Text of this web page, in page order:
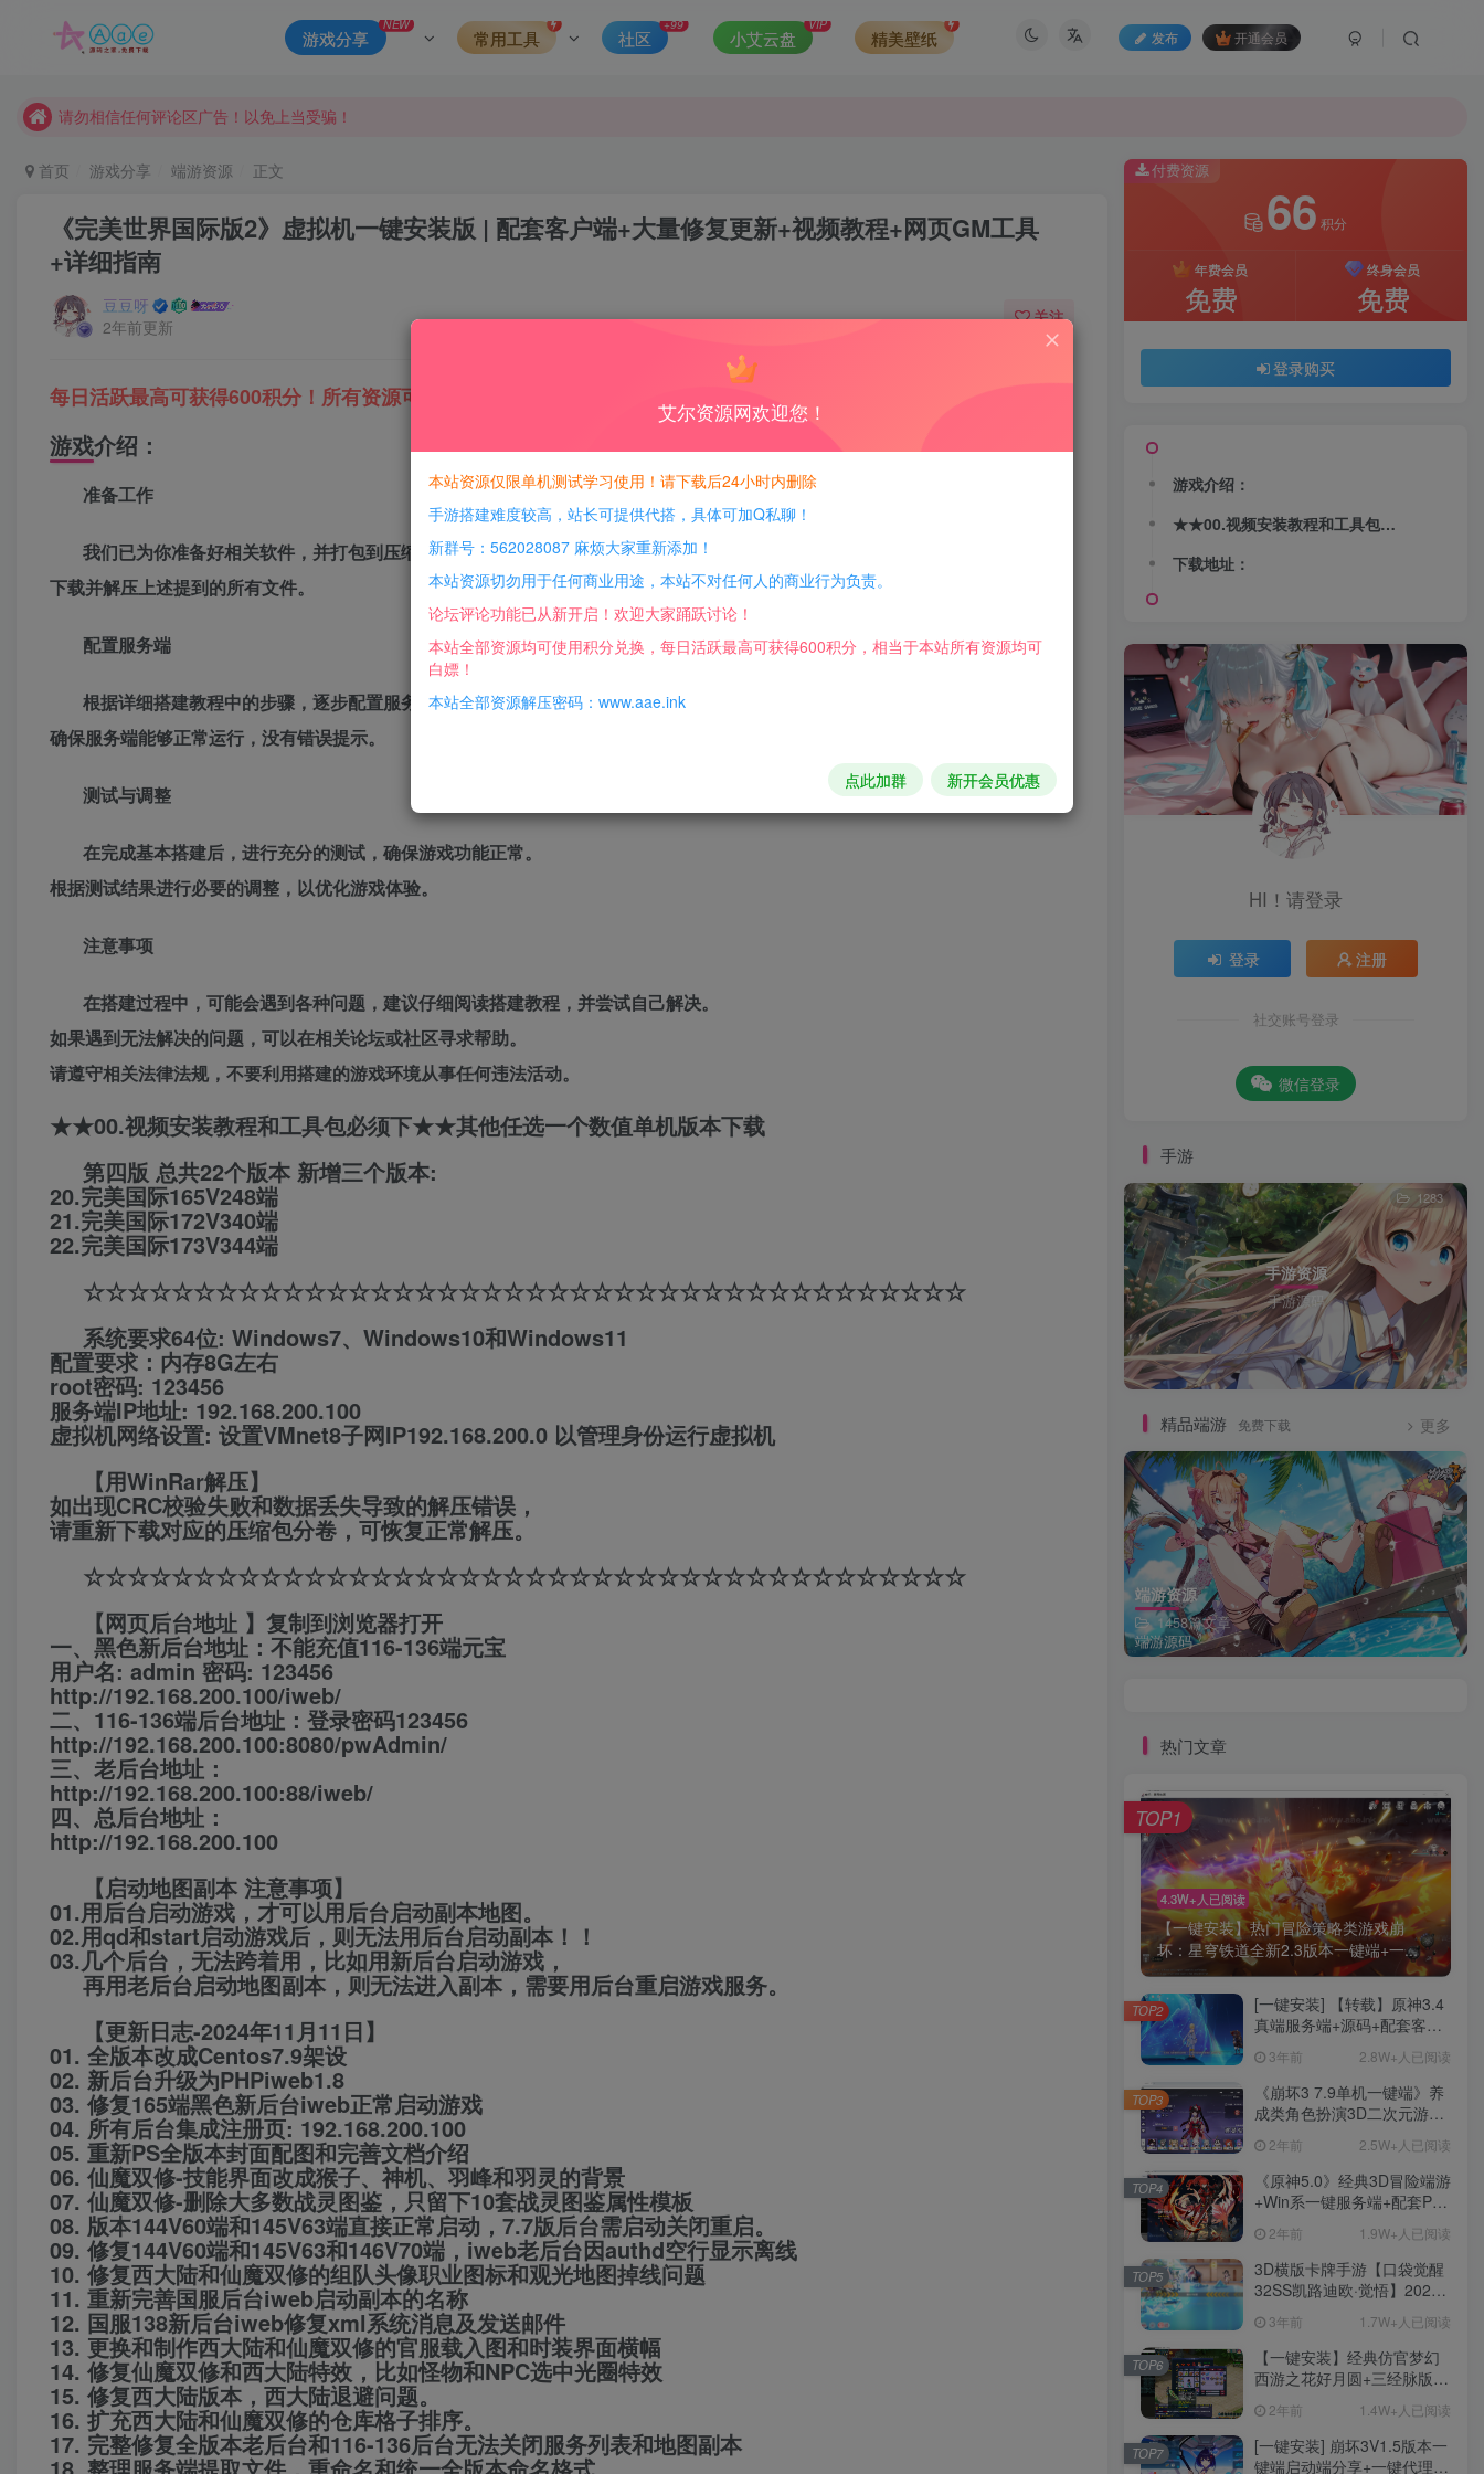
发布 开通会员
游戏分享
NEW
常用工具 社区
+99
小艾云盘
VIP
精美壁纸
现在赞助会员享受专属折扣，详情点击此条公告。
本网站的文章部分内容可能来源于网络，仅供大家学习与参考，如有侵权，请联系站长QQ466107887进行删除处理。
首页 游戏分享 端游资源 正文
《完美世界国际版2》虚拟机一键安装版 | 配套客户端+大量修复更新+视频教程+网页GM工具
+详细指南
豆豆呀
2年前更新
关注
每日活跃最高可获得600积分！所有资源可以使用积分免费兑换！
游戏介绍：
准备工作
我们已为你准备好相关软件，并打包到压缩包内！
下载并解压上述提到的所有文件。
配置服务端
根据详细搭建教程中的步骤，逐步配置服务端。这通常包括设置数据库连接、调整服务器参数等。
确保服务端能够正常运行，没有错误提示。
测试与调整
在完成基本搭建后，进行充分的测试，确保游戏功能正常。
根据测试结果进行必要的调整，以优化游戏体验。
注意事项
在搭建过程中，可能会遇到各种问题，建议仔细阅读搭建教程，并尝试自己解决。
如果遇到无法解决的问题，可以在相关论坛或社区寻求帮助。
请遵守相关法律法规，不要利用搭建的游戏环境从事任何违法活动。
★★00.视频安装教程和工具包必须下★★其他任选一个数值单机版本下载
第四版 总共22个版本 新增三个版本:
20.完美国际165V248端
21.完美国际172V340端
22.完美国际173V344端
☆☆☆☆☆☆☆☆☆☆☆☆☆☆☆☆☆☆☆☆☆☆☆☆☆☆☆☆☆☆☆☆☆☆☆☆☆☆☆☆
系统要求64位: Windows7、Windows10和Windows11
配置要求：内存8G左右
root密码: 123456
服务端IP地址: 192.168.200.100
虚拟机网络设置: 设置VMnet8子网IP192.168.200.0 以管理身份运行虚拟机
【用WinRar解压】
如出现CRC校验失败和数据丢失导致的解压错误，
请重新下载对应的压缩包分卷，可恢复正常解压。
☆☆☆☆☆☆☆☆☆☆☆☆☆☆☆☆☆☆☆☆☆☆☆☆☆☆☆☆☆☆☆☆☆☆☆☆☆☆☆☆
【网页后台地址 】复制到浏览器打开
一、黑色新后台地址：不能充值116-136端元宝
用户名: admin 密码: 123456
http://192.168.200.100/iweb/
二、116-136端后台地址：登录密码123456
http://192.168.200.100:8080/pwAdmin/
三、老后台地址：
http://192.168.200.100:88/iweb/
四、总后台地址：
http://192.168.200.100
【启动地图副本 注意事项】
01.用后台启动游戏，才可以用后台启动副本地图。
02.用qd和start启动游戏后，则无法用后台启动副本！！
03.几个后台，无法跨着用，比如用新后台启动游戏，
再用老后台启动地图副本，则无法进入副本，需要用后台重启游戏服务。
【更新日志-2024年11月11日】
01. 全版本改成Centos7.9架设
02. 新后台升级为PHPiweb1.8
03. 修复165端黑色新后台iweb正常启动游戏
04. 所有后台集成注册页: 192.168.200.100
05. 重新PS全版本封面配图和完善文档介绍
06. 仙魔双修-技能界面改成猴子、神机、羽峰和羽灵的背景
07. 仙魔双修-删除大多数战灵图鉴，只留下10套战灵图鉴属性模板
08. 版本144V60端和145V63端直接正常启动，7.7版后台需启动关闭重启。
09. 修复144V60端和145V63和146V70端，iweb老后台因authd空行显示离线
10. 修复西大陆和仙魔双修的组队头像职业图标和观光地图掉线问题
11. 重新完善国服后台iweb启动副本的名称
12. 国服138新后台iweb修复xml系统消息及发送邮件
13. 更换和制作西大陆和仙魔双修的官服载入图和时装界面横幅
14. 修复仙魔双修和西大陆特效，比如怪物和NPC选中光圈特效
15. 修复西大陆版本，西大陆退避问题。
16. 扩充西大陆和仙魔双修的仓库格子排序。
17. 完整修复全版本老后台和116-136后台无法关闭服务列表和地图副本
付费资源
66 积分
年费会员
免费
终身会员
免费
登录购买
游戏介绍：
★★00.视频安装教程和工具包必须下★★其他任选一个数值单机版本下载 第四版 总共22个版本 新增三个版本:20.完美国际165V248端21.完美国际172V340端22.完美国际173V344端 ☆☆☆☆☆☆☆☆☆☆☆☆☆☆☆☆☆☆☆☆☆☆☆☆☆☆☆☆☆☆☆☆☆☆☆☆☆☆☆☆ 系统要求64位: Windows7、Windows10和Windows11配置要求：内存8G左右root密码: 123456服务端IP地址: 192.168.200.100虚拟机网络设置: 设置VMnet8子网IP192.168.200.0 以管理身份运行虚拟机 【用WinRar解压】如出现CRC校验失败和数据丢失导致的解压错误，请重新下载对应的压缩包分卷，可恢复正常解压。 ☆☆☆☆☆☆☆☆☆☆☆☆☆☆☆☆☆☆☆☆☆☆☆☆☆☆☆☆☆☆☆☆☆☆☆☆☆☆☆☆ 【网页后台地址 】复制到浏览器打开一、黑色新后台地址：不能充值116-136端元宝用户名: admin 密码: 123456http://192.168.200.100/iweb/二、116-136端后台地址：登录密码123456http://192.168.200.100:8080/pwAdmin/三、老后台地址：http://192.168.200.100:88/iweb/四、总后台地址：http://192.168.200.100 【启动地图副本 注意事项】01.用后台启动游戏，才可以用后台启动副本地图。02.用qd和start启动游戏后，则无法用后台启动副本！！03.几个后台，无法跨着用，比如用新后台启动游戏， 再用老后台启动地图副本，则无法进入副本，需要用后台重启游戏服务。 【更新日志-2024年11月11日】01. 全版本改成Centos7.9架设02. 新后台升级为PHPiweb1.803. 修复165端黑色新后台iweb正常启动游戏04. 所有后台集成注册页: 192.168.200.10005. 重新PS全版本封面配图和完善文档介绍06. 仙魔双修-技能界面改成猴子、神机、羽峰和羽灵的背景07. 仙魔双修-删除大多数战灵图鉴，只留下10套战灵图鉴属性模板08. 版本144V60端和145V63端直接正常启动，7.7版后台需启动关闭重启。09. 修复144V60端和145V63和146V70端，iweb老后台因authd空行显示离线10. 修复西大陆和仙魔双修的组队头像职业图标和观光地图掉线问题11. 重新完善国服后台iweb启动副本的名称12. 国服138新后台iweb修复xml系统消息及发送邮件13. 更换和制作西大陆和仙魔双修的官服载入图和时装界面横幅14. 修复仙魔双修和西大陆特效，比如怪物和NPC选中光圈特效15. 修复西大陆版本，西大陆退避问题。16. 扩充西大陆和仙魔双修的仓库格子排序。17. 完整修复全版本老后台和116-136后台无法关闭服务列表和地图副本18. 整理服务端提取文件，重命名和统一全版本命名格式19. 删除136V97版本和全版本CentOS6.5服务端20. 删除重复版本126端，与128端重复游戏截图：
下载地址：
HI！请登录
登录 注册
社交账号登录
微信登录
手游
手游资源
手游源码
1283
精品端游 免费下载 更多
端游资源
1458篇文章
端游源码
热门文章
4.3W+人已阅读
【一键安装】热门冒险策略类游戏崩
坏：星穹铁道全新2.3版本一键端+一...
TOP1
[一键安装] 【转载】原神3.4
真端服务端+源码+配套客户
说明文件
3年前 2.8W+人已阅读
TOP2
《崩坏3 7.9单机一键端》养
成类角色扮演3D二次元游
用、无限资源、附带保姆级
安装教程
2年前 2.5W+人已阅读
TOP3
《原神5.0》经典3D冒险端游
+Win系一键服务端+配套PC
池文件
2年前 1.9W+人已阅读
TOP4
3D横版卡牌手游【口袋觉醒
32SS凯路迪欧·觉悟】2023
+支付对接+安卓苹果双端+运
营后台+GM授权后台+代理
后台
3年前 1.7W+人已阅读
TOP5
【一键安装】经典仿官梦幻
西游之花好月圆+三经脉版本
卡+剧情活动+视频搭建及其
他修改资料
2年前 1.4W+人已阅读
TOP6
[一键安装] 崩坏3V1.5版本一
键端启动端分享+一键代理
TOP7
艾尔资源网欢迎您！
本站资源仅限单机测试学习使用！请下载后24小时内删除
手游搭建难度较高，站长可提供代搭，具体可加Q私聊！
新群号：562028087 麻烦大家重新添加！
本站资源切勿用于任何商业用途，本站不对任何人的商业行为负责。
论坛评论功能已从新开启！欢迎大家踊跃讨论！
本站全部资源均可使用积分兑换，每日活跃最高可获得600积分，相当于本站所有资源均可
白嫖！
本站全部资源解压密码：www.aae.ink
点此加群 新开会员优惠